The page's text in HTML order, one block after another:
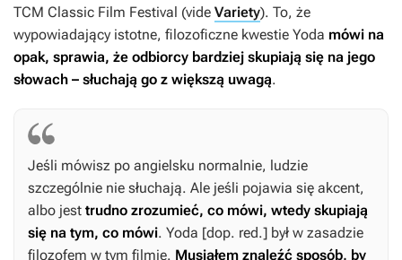
TCM Classic Film Festival (vide Variety). To, że
wypowiadający istotne, filozoficzne kwestie Yoda mówi na
opak, sprawia, że odbiorcy bardziej skupiają się na jego
słowach – słuchają go z większą uwagą.
Jeśli mówisz po angielsku normalnie, ludzie
szczególnie nie słuchają. Ale jeśli pojawia się akcent,
albo jest trudno zrozumieć, co mówi, wtedy skupiają
się na tym, co mówi. Yoda [dop. red.] był w zasadzie
filozofem w tym filmie. Musiałem znaleźć sposób, by